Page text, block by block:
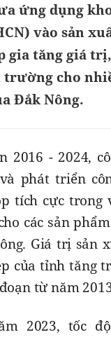
ứng dụng
vào sản
gia tăng giá
cho
Đắk Nông.
2016 - 2024,
phát triển
tích cực trong
các sản
Giá trị sản
của tỉnh tăng
từ năm
2023, tốc